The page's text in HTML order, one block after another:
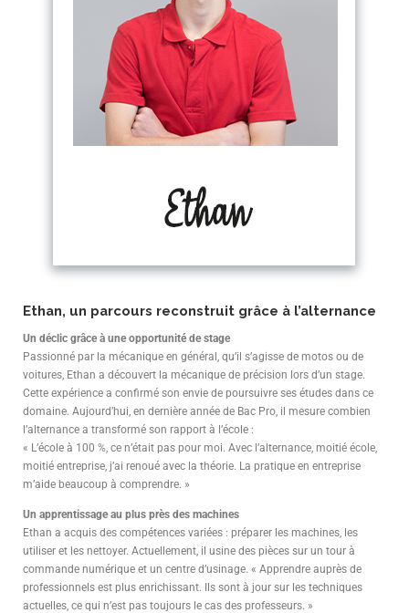
Ethan, un parcours reconstruit grâce à l’alternance
Un déclic grâce à une opportunité de stage
Passionné par la mécanique en général, qu’il s’agisse de motos ou de
voitures, Ethan a découvert la mécanique de précision lors d’un stage.
Cette expérience a confirmé son envie de poursuivre ses études dans ce
domaine. Aujourd’hui, en dernière année de Bac Pro, il mesure combien
l’alternance a transformé son rapport à l’école :
« L’école à 100 %, ce n’était pas pour moi. Avec l’alternance, moitié école,
moitié entreprise, j’ai renoué avec la théorie. La pratique en entreprise
m’aide beaucoup à comprendre. »
Un apprentissage au plus près des machines
Ethan a acquis des compétences variées : préparer les machines, les
utiliser et les nettoyer. Actuellement, il usine des pièces sur un tour à
commande numérique et un centre d’usinage. « Apprendre auprès de
professionnels est plus enrichissant. Ils sont à jour sur les techniques
actuelles, ce qui n’est pas toujours le cas des professeurs. »